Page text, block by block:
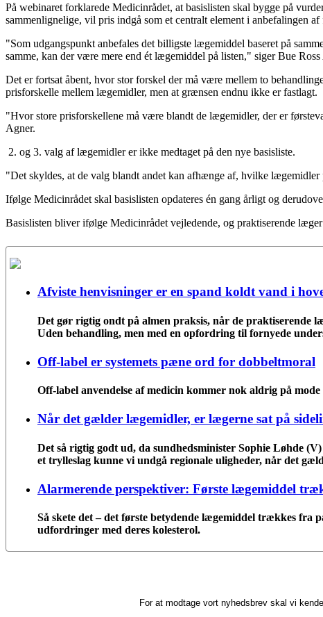
På webinaret forklarede Medicinrådet, at basislisten skal bygge på
sammenlignelige, vil pris indgå som et centralt element i anbefalingen af
"Som udgangspunkt anbefales det billigste lægemiddel baseret på
samme, kan der være mere end ét lægemiddel på listen," siger Bue
Det er fortsat åbent, hvor stor forskel der må være mellem to
prisforskelle mellem lægemidler, men at grænsen endnu ikke er fastlagt.
"Hvor store prisforskellene må være blandt de lægemidler, der er
Agner.
2. og 3. valg af lægemidler er ikke medtaget på den nye basisliste.
"Det skyldes, at de valg blandt andet kan afhænge af, hvilke
Ifølge Medicinrådet skal basislisten opdateres én gang årligt og
Basislisten bliver ifølge Medicinrådet vejledende, og praktiserende
Afviste henvisninger er en spand koldt vand i
Det gør rigtig ondt på almen praksis, når de praktiserende
Uden behandling, men med en opfordring til fornyede
Off-label er systemets pæne ord for dobbeltmoral
Off-label anvendelse af medicin kommer nok aldrig på
Når det gælder lægemidler, er lægerne sat på
Det så rigtig godt ud, da sundhedsminister Sophie Løhde
et trylleslag kunne vi undgå regionale uligheder, når det
Alarmerende perspektiver: Første lægemiddel
Så skete det – det første betydende lægemiddel trækkes fra
udfordringer med deres kolesterol.
For at modtage vort nyhedsbrev skal vi